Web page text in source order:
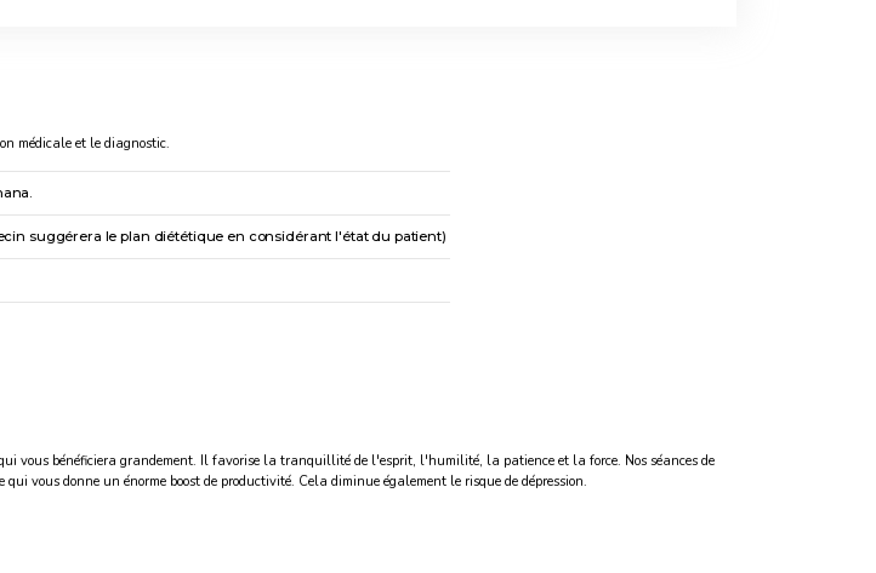
médicale et le diagnostic.
suggérera le plan diététique en considérant l'état du patient)
vous bénéficiera grandement. Il favorise la tranquillité de l'esprit, l'humilité, la patience et la force. Nos séances de
vous donne un énorme boost de productivité. Cela diminue également le risque de dépression.